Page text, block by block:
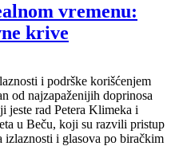
vremenu:
krive
i podrške korišćenjem
od najzapaženijih doprinosa
jeste rad Petera Klimeka i
u Beču, koji su razvili pristup
i glasova po biračkim